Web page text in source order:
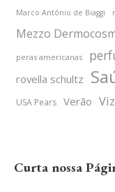
Marco Antônio de Biaggi
Mezzo
peras americanas
rovella schultz
USA Pears Verão
Curta nossa